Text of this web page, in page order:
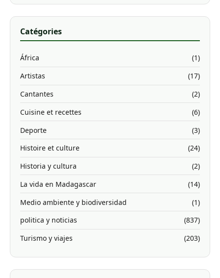
Catégories
África
(1)
Artistas
(17)
Cantantes
(2)
Cuisine et recettes
(6)
Deporte
(3)
Histoire et culture
(24)
Historia y cultura
(2)
La vida en Madagascar
(14)
Medio ambiente y biodiversidad
(1)
politica y noticias
(837)
Turismo y viajes
(203)